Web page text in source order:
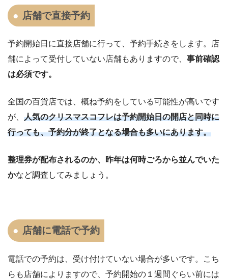
店舗で直接予約
予約開始日に直接店舗に行って、予約手続きをします。店
舗によって受付していない店舗もありますので、 事前確認
は必須です。
全国の百貨店では、概ね予約をしている可能性が高いです
が、 人気のクリスマスコフレは予約開始日の開店と同時に
行っても、予約分が終了となる場合も多いにあります。
整理券が配布されるのか、昨年は何時ごろから並んでいた
かなど調査してみましょう。
店舗に電話で予約
電話での予約は、受け付けていない場合が多いです。こち
らも店舗によりますので、予約開始の１週間ぐらい前には